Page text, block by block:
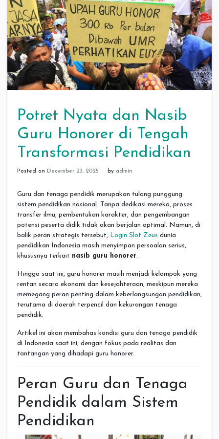
Potret Nyata dan Nasib
Guru Honorer di Tengah
Transformasi Pendidikan
Posted on December 23, 2025 by admin
Guru dan tenaga pendidik merupakan tulang punggung
sistem pendidikan nasional. Tanpa dedikasi mereka, proses
transfer ilmu, pembentukan karakter, dan pengembangan
potensi peserta didik tidak akan berjalan optimal. Namun, di
balik peran strategis tersebut, Login Slot Zeus dunia
pendidikan Indonesia masih menyimpan persoalan serius,
khususnya terkait nasib guru honorer.
Hingga saat ini, guru honorer masih menjadi kelompok yang
rentan secara ekonomi dan kesejahteraan, meskipun mereka
memegang peran penting dalam keberlangsungan pendidikan,
terutama di daerah terpencil dan kekurangan tenaga
pendidik.
Artikel ini akan membahas kondisi guru dan tenaga pendidik
di Indonesia saat ini, dengan fokus pada realitas dan
tantangan yang dihadapi guru honorer.
Peran Guru dan Tenaga
Pendidik dalam Sistem
Pendidikan